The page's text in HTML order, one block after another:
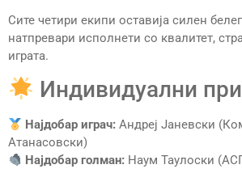
Сите четири екипи оставија силен
натпревари исполнети со квалитет,
играта.
Индивидуални
Најдобар играч: Андреј Јаневски
Атанасовски)
Најдобар голман: Наум Таулоски